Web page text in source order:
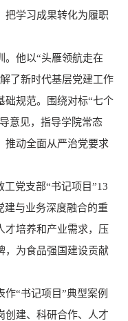
把学习成果转化为履职
。他以“头雁领航走在
了新时代基层党建工作
础规范。围绕对标“七个
意见，指导学院常态
推动全面从严治党要求
党支部“书记项目”13
建与业务深度融合的重
才培养和产业需求，压
，为食品强国建设贡献
“书记项目”典型案例
创建、科研合作、人才